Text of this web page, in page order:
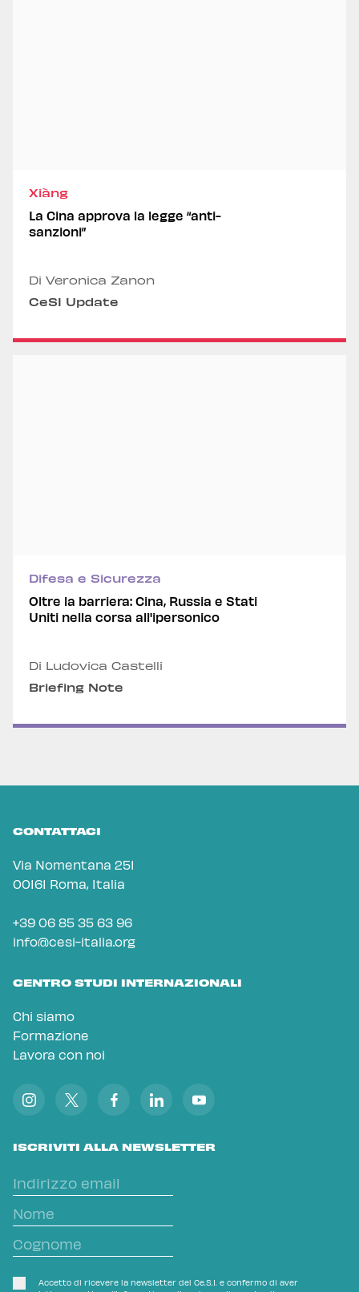
Xiàng
La Cina approva la legge “anti-
sanzioni”
Di Veronica Zanon
CeSI Update
Difesa e Sicurezza
Oltre la barriera: Cina, Russia e Stati
Uniti nella corsa all'ipersonico
Di Ludovica Castelli
Briefing Note
CONTATTACI
Via Nomentana 251
00161 Roma, Italia
+39 06 85 35 63 96
info@cesi-italia.org
CENTRO STUDI INTERNAZIONALI
Chi siamo
Formazione
Lavora con noi
ISCRIVITI ALLA NEWSLETTER
Accetto di ricevere la newsletter del Ce.S.I. e confermo di aver